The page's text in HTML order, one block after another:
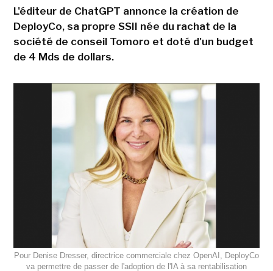
L'éditeur de ChatGPT annonce la création de
DeployCo, sa propre SSII née du rachat de la
société de conseil Tomoro et doté d'un budget
de 4 Mds de dollars.
Pour Denise Dresser, directrice commerciale chez OpenAI, DeployCo
va permettre de passer de l'adoption de l'IA à sa rentabilisation